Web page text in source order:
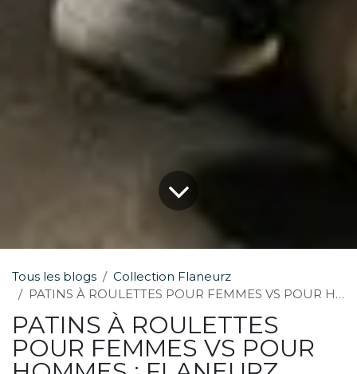
Tous les blogs
Collection Flaneurz
PATINS À ROULETTES POUR FEMMES VS POUR HOMMES: FLANEURZ REDÉFINIT LES CODES
PATINS À ROULETTES
POUR FEMMES VS POUR